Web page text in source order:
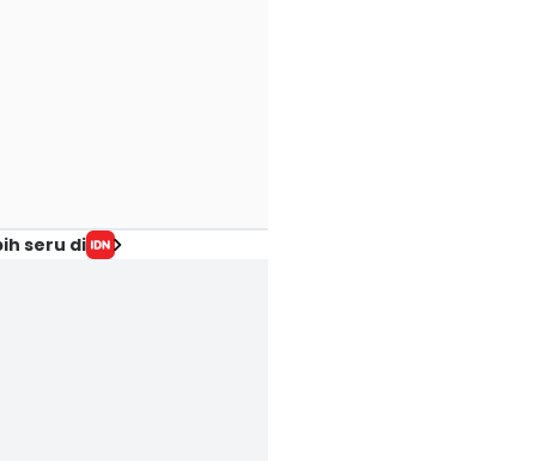
seru di